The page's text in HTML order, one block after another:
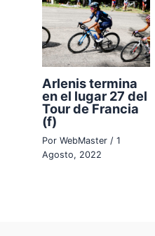
Arlenis termina
en el lugar 27 del
Tour de Francia
(f)
PorWebMaster/1
Agosto, 2022